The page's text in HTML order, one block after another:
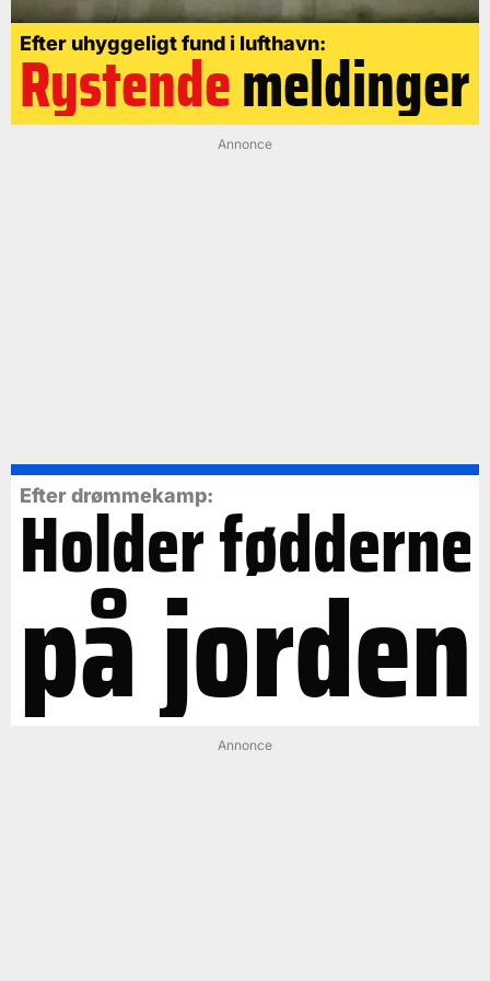
Efter uhyggeligt fund i lufthavn:
Rystendemeldinger
Annonce
Efter drømmekamp:
Holder fødderne
på jorden
Annonce